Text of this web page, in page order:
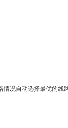
况自动选择最优的线